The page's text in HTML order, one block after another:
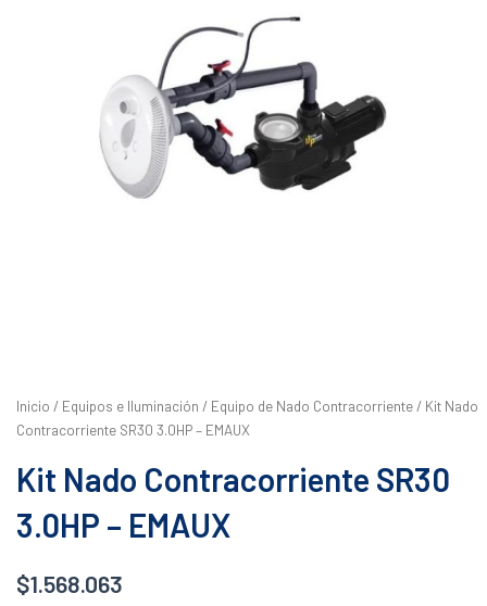
Inicio / Equipos e Iluminación / Equipo de Nado Contracorriente / Kit Nado
Contracorriente SR30 3.0HP – EMAUX
Kit Nado Contracorriente SR30
3.0HP – EMAUX
$1.568.063